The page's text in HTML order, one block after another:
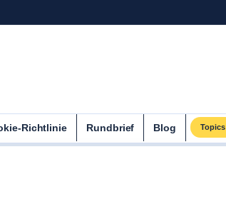
Richtlinie Rundbrief Blog Topics